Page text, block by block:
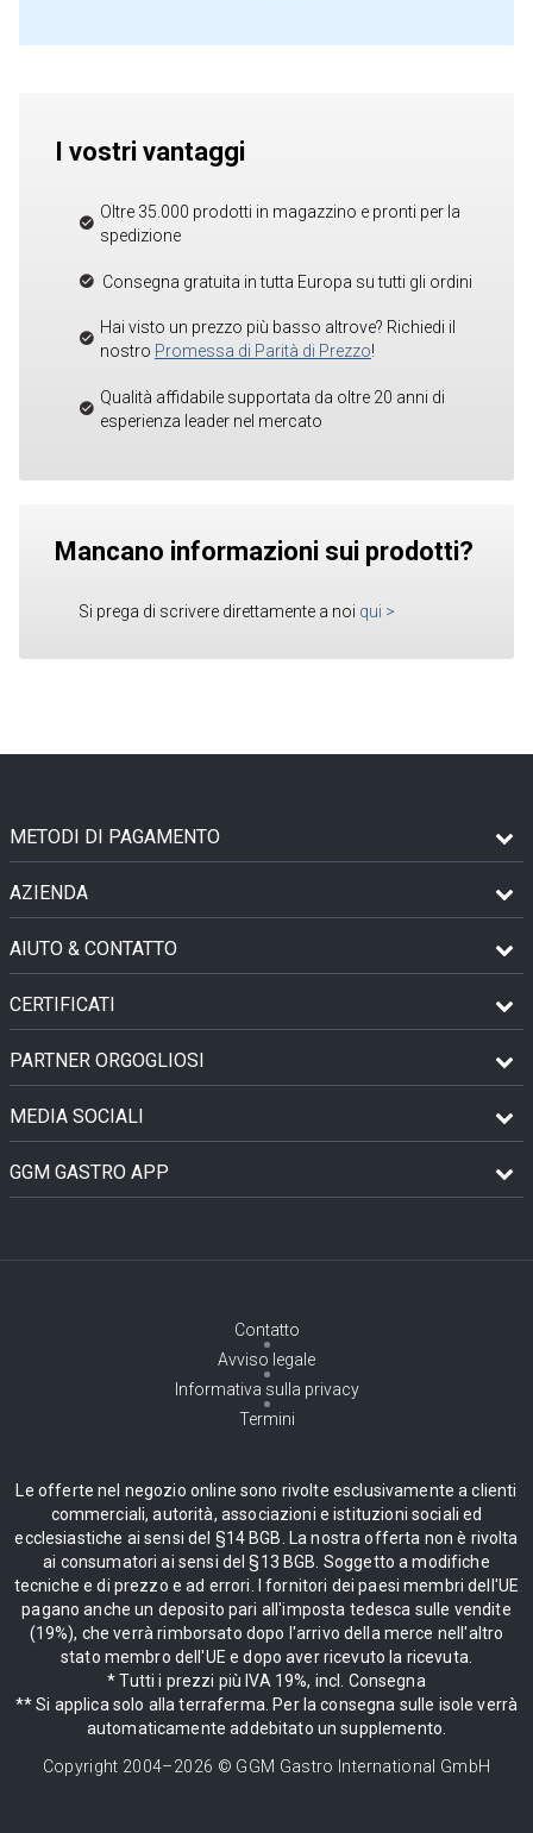
I vostri vantaggi
Oltre 35.000 prodotti in magazzino e pronti per la
spedizione
Consegna gratuita in tutta Europa su tutti gli ordini
Hai visto un prezzo più basso altrove? Richiedi il
nostro Promessa di Parità di Prezzo!
Qualità affidabile supportata da oltre 20 anni di
esperienza leader nel mercato
Mancano informazioni sui prodotti?
Si prega di scrivere direttamente a noi qui >
METODI DI PAGAMENTO
AZIENDA
AIUTO & CONTATTO
CERTIFICATI
PARTNER ORGOGLIOSI
MEDIA SOCIALI
GGM GASTRO APP
Contatto
Avviso legale
Informativa sulla privacy
Termini
Le offerte nel negozio online sono rivolte esclusivamente a clienti
commerciali, autorità, associazioni e istituzioni sociali ed
ecclesiastiche ai sensi del §14 BGB. La nostra offerta non è rivolta
ai consumatori ai sensi del §13 BGB. Soggetto a modifiche
tecniche e di prezzo e ad errori. I fornitori dei paesi membri dell'UE
pagano anche un deposito pari all'imposta tedesca sulle vendite
(19%), che verrà rimborsato dopo l'arrivo della merce nell'altro
stato membro dell'UE e dopo aver ricevuto la ricevuta.
* Tutti i prezzi più IVA 19%, incl. Consegna
** Si applica solo alla terraferma. Per la consegna sulle isole verrà
automaticamente addebitato un supplemento.
Copyright 2004–2026 © GGM Gastro International GmbH